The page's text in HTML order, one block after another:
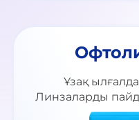
Ұзақ
Линзаларды